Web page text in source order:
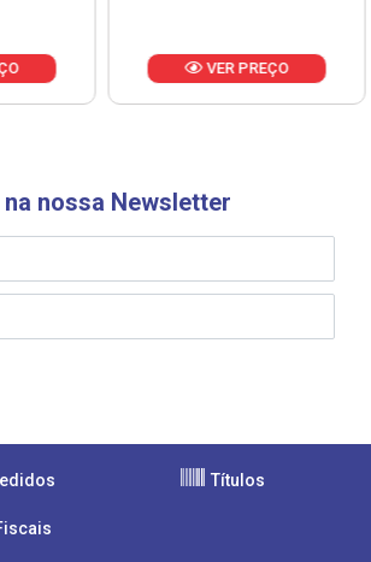
VER PREÇO
nossa Newsletter
Títulos